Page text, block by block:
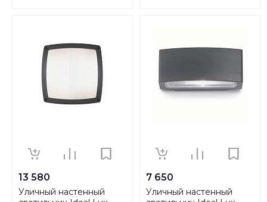
13 580
Уличный настенный
7 650
Уличный настенный